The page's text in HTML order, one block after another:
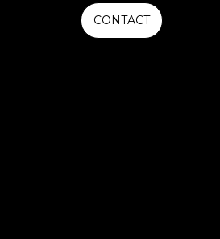
CONTACT